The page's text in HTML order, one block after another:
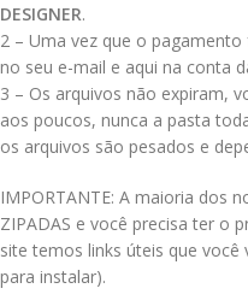
DESIGNER.
2 – Uma vez que o
no seu e-mail e aqui na conta
3 – Os arquivos não expiram,
aos poucos, nunca a pasta
os arquivos são pesados e
IMPORTANTE: A maioria dos
ZIPADAS e você precisa ter o
site temos links úteis que
para instalar).